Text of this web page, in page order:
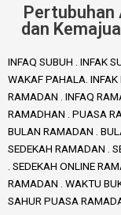
Pertubuhan
dan
INFAQ SUBUH . INFAK
WAKAF PAHALA.
RAMADAN . INFAQ
RAMADHAN . PUASA
BULAN RAMADAN .
SEDEKAH RAMADAN .
. SEDEKAH ONLINE
RAMADAN . WAKTU
SAHUR PUASA